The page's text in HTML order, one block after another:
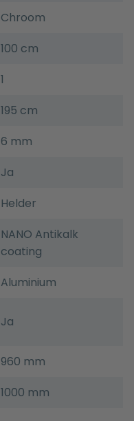
Chroom
100 cm
1
195 cm
6 mm
Ja
Helder
NANO Antikalk
coating
Aluminium
Ja
960 mm
1000 mm